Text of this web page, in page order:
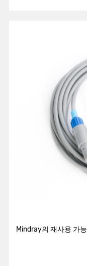
Mindray의 재사용 가